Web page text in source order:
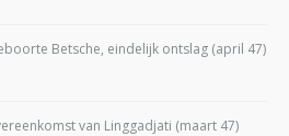
Betsche, eindelijk ontslag (april 47)
van Linggadjati (maart 47)